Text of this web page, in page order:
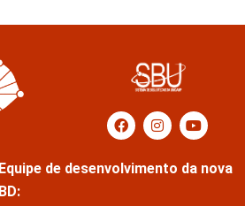
Equipe de desenvolvimento da nova
BD: